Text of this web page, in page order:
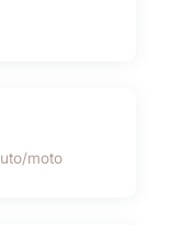
moto